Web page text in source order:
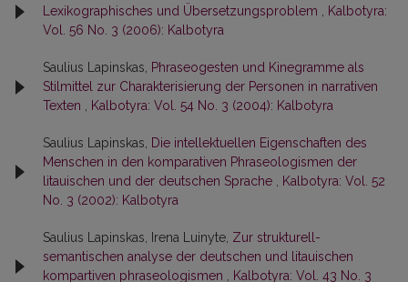
Lexikographisches und Übersetzungsproblem
Kalbotyra:
Vol. 56 No. 3 (2006): Kalbotyra
Saulius Lapinskas,
Phraseogesten und Kinegramme als
Stilmittel zur Charakterisierung der Personen in narrativen
Texten
Kalbotyra: Vol. 54 No. 3 (2004): Kalbotyra
Saulius Lapinskas,
Die intellektuellen Eigenschaften des
Menschen in den komparativen Phraseologismen der
litauischen und der deutschen Sprache
Kalbotyra: Vol. 52
No. 3 (2002): Kalbotyra
Saulius Lapinskas, Irena Luinyte, Zur strukturell-
semantischen analyse der deutschen und litauischen
kompartiven phraseologismen
Kalbotyra: Vol. 43 No. 3